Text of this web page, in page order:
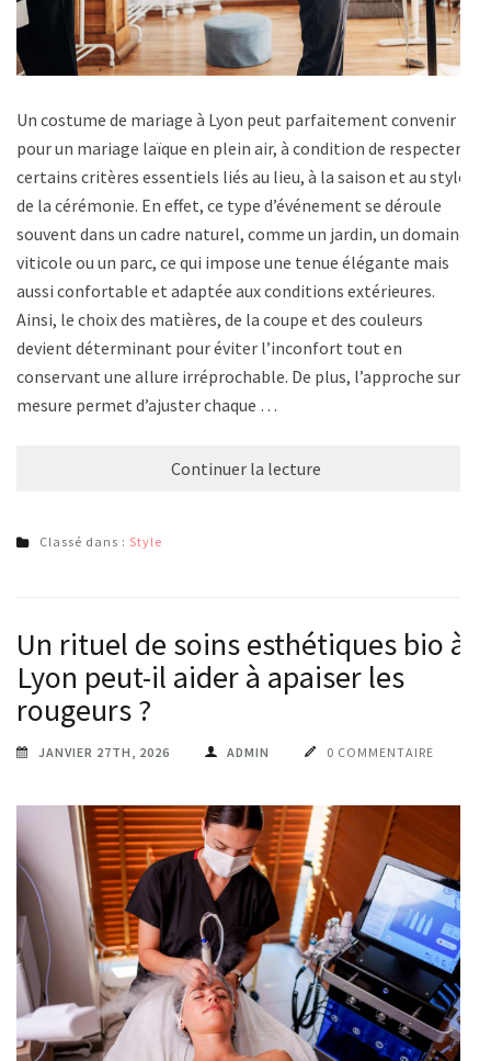
Un costume de mariage à Lyon peut parfaitement convenir
pour un mariage laïque en plein air, à condition de respecter
certains critères essentiels liés au lieu, à la saison et au style
de la cérémonie. En effet, ce type d’événement se déroule
souvent dans un cadre naturel, comme un jardin, un domaine
viticole ou un parc, ce qui impose une tenue élégante mais
aussi confortable et adaptée aux conditions extérieures.
Ainsi, le choix des matières, de la coupe et des couleurs
devient déterminant pour éviter l’inconfort tout en
conservant une allure irréprochable. De plus, l’approche sur
mesure permet d’ajuster chaque …
Continuer la lecture
Classé dans : Style
Un rituel de soins esthétiques bio à
Lyon peut-il aider à apaiser les
rougeurs ?
JANVIER 27TH, 2026 ADMIN 0 COMMENTAIRE